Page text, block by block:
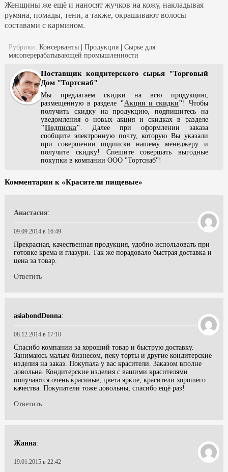
Женщины же ещё и наносят жучков на кожу, накладывая
румяна, помады, тени, а также, окрашивают волосы
составами с кармином.
Рубрики: Консерванты| Продукция| Сырье для
мясоперерабатывающей промышленности
Поставщик кондитерского сырья "Торговый
Дом "Тортснаб"
Мы предлагаем скидки на всю продукцию,
размещенную в разделе "Акции и скидки"! Чтобы
получить скидку на продукцию, подпишитесь на
уведомления о новых акция и скидках в разделе
"Подписка". Далее при оформлении заказа
сообщите электронную почту, которую Вы указали
при совершении подписки нашему менеджеру и
получите скидку! Спешите совершать выгодные
покупки в компании ООО "Тортснаб"!
Комментарии к «Красители пищевые»
Анастасия:
09.09.2014 в 16:49
Прекрасная, качественная продукция, удобно использовать при
готовке крема и глазури. Так же порадовало быстрая доставка и
цена за товар.
Ответить
asiabondDonna:
08.12.2014 в 17:10
Спасибо компании за хороший товар и быструю доставку.
Занимаюсь малым бизнесом, пеку торты и другие кондитерские
изделия на заказ. Покупала у вас красители. Заказом вполне
довольна. Кондитерские изделия с вашими красителями
получаются очень красивые, цвета яркие, красители хорошего
качества. Покупатели тоже довольны, спасибо ещё раз!
Ответить
Жанна:
19.01.2015 в 22:42